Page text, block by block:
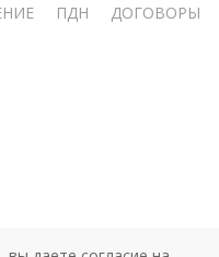
ПДН
ДОГОВОРЫ